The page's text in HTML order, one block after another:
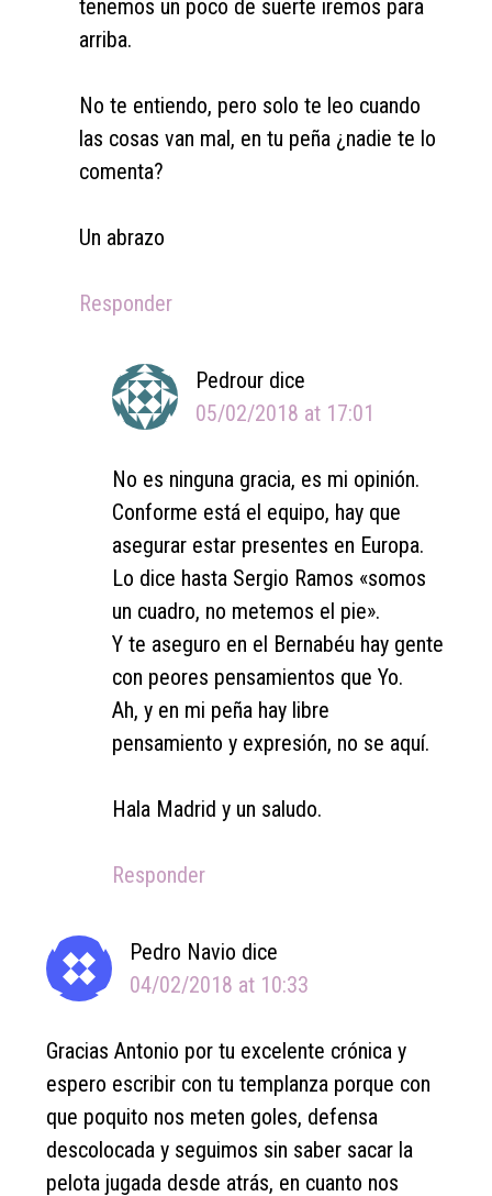
tenemos un poco de suerte iremos para
arriba.
No te entiendo, pero solo te leo cuando
las cosas van mal, en tu peña ¿nadie te lo
comenta?
Un abrazo
Responder
Pedrour dice
05/02/2018 at 17:01
No es ninguna gracia, es mi opinión.
Conforme está el equipo, hay que
asegurar estar presentes en Europa.
Lo dice hasta Sergio Ramos «somos
un cuadro, no metemos el pie».
Y te aseguro en el Bernabéu hay gente
con peores pensamientos que Yo.
Ah, y en mi peña hay libre
pensamiento y expresión, no se aquí.
Hala Madrid y un saludo.
Responder
Pedro Navio dice
04/02/2018 at 10:33
Gracias Antonio por tu excelente crónica y
espero escribir con tu templanza porque con
que poquito nos meten goles, defensa
descolocada y seguimos sin saber sacar la
pelota jugada desde atrás, en cuanto nos